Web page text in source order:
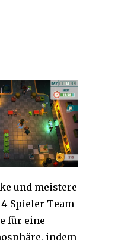
und meistere
Spieler-Team
für eine
indem